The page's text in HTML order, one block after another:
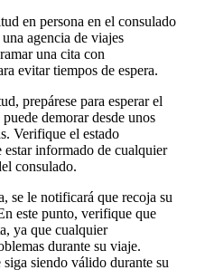
en persona en el consulado
agencia de viajes
una cita con
evitar tiempos de espera.
prepárese para esperar el
demorar desde unos
Verifique el estado
estar informado de cualquier
consulado.
se le notificará que recoja su
este punto, verifique que
ya que cualquier
durante su viaje.
siga siendo válido durante su